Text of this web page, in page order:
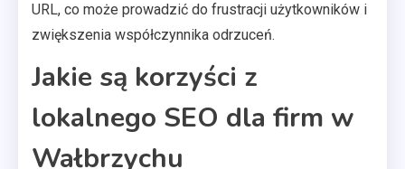
URL, co może prowadzić do frustracji użytkowników i
zwiększenia współczynnika odrzuceń.
Jakie są korzyści z
lokalnego SEO dla firm w
Wałbrzychu